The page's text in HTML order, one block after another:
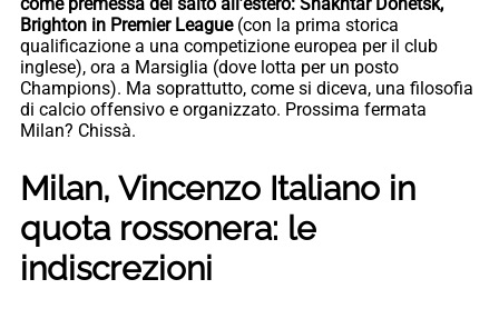
Brighton in Premier League(con la prima storica
qualificazione a una competizione europea per il club
inglese), ora a Marsiglia (dove lotta per un posto
Champions). Ma soprattutto, come si diceva, una filosofia
di calcio offensivo e organizzato. Prossima fermata
Milan? Chissà.
Milan, Vincenzo Italiano in
quota rossonera: le
indiscrezioni